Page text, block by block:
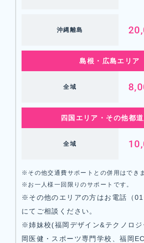
沖縄離島
島根・広島エリア
全域
四国エリア・その他都
全域
※その他交通費サポートとの併用はでき
※お一人様一回限りのサポートです。
※その他のエリアの方はお電話（
にてご相談ください。
※姉妹校(福岡デザイン&テクノロジ
岡医健・スポーツ専門学校、福岡